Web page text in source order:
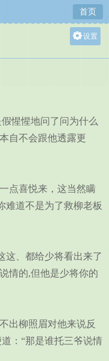
首页
设置
惺惺地问了问为什么
自不会跟他透露更
喜悦来，这当然瞒
难道不是为了救柳老板
、都给少将看出来了
情的,但他是少将你的
柳照眉对他来说反
：“那是谁托三爷说情